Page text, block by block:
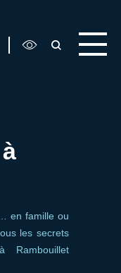
en famille ou
les secrets
Rambouillet